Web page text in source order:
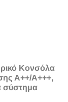
Κονσόλα
A++/A+++,
σύστημα